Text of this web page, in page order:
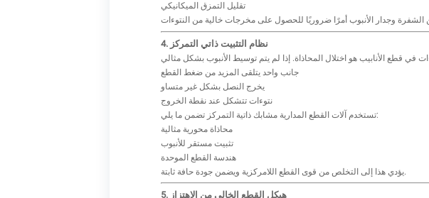
تقليل التمزق الميكانيكي
4. نظام التثبيت ذاتي التمركز
جانب واحد يتلقى المزيد من ضغط القطع
يخرج النصل بشكل غير متساو
نتوءات تتشكل عند نقطة الخروج
تستخدم آلات القطع المدارية مشابك ذاتية التمركز تضمن ما يلي:
محاذاة محورية مثالية
تثبيت مستقر للأنبوب
هندسة القطع الموحدة
يؤدي هذا إلى التخلص من قوى القطع اللامركزية ويضمن جودة حافة ثابتة.
5. هيكل القطع الخالي من الاهتزاز